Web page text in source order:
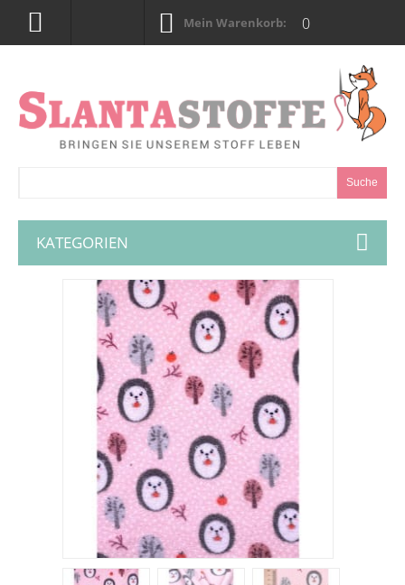
Mein Warenkorb: 0
Suche
KATEGORIEN